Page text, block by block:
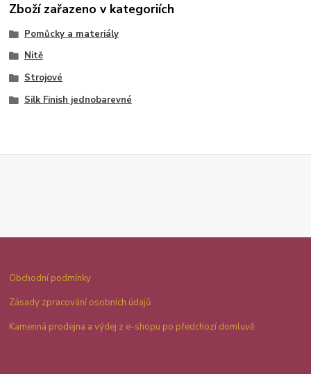
Zboží zařazeno v kategoriích
Pomůcky a materiály
Nitě
Strojové
Silk Finish jednobarevné
Obchodní podmínky
Zásady zpracování osobních údajů
Kamenná prodejna a výdej z e-shopu po předchozí domluvě